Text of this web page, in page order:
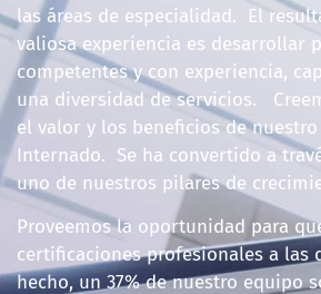
las áreas de especialidad. El
valiosa experiencia es desarrollar
competentes y con experiencia,
una diversidad de servicios.
el valor y los beneficios de nuestro
Internado. Se ha convertido a
uno de nuestros pilares de
Proveemos la oportunidad para
certificaciones profesionales a las
hecho, un 37% de nuestro equipo